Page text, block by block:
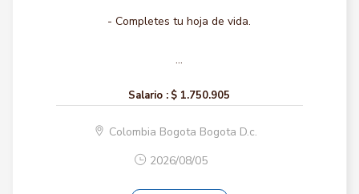
- Completes tu hoja de vida.
...
Salario : $ 1.750.905
Colombia Bogota Bogota D.c.
2026/08/05